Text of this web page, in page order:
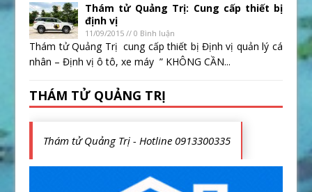
Thám tử Quảng Trị: Cung cấp thiết bị
định vị
11/09/2015 // 0 Bình luận
Thám tử Quảng Trị cung cấp thiết bị Định vị quản lý cá
nhân – Định vị ô tô, xe máy ” KHÔNG CẦN...
THÁM TỬ QUẢNG TRỊ
Thám tử Quảng Trị - Hotline 0913300335